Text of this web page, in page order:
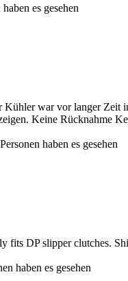
es gesehen
war vor langer Zeit
Keine Rücknahme
haben es gesehen
fits DP slipper clutches.
haben es gesehen